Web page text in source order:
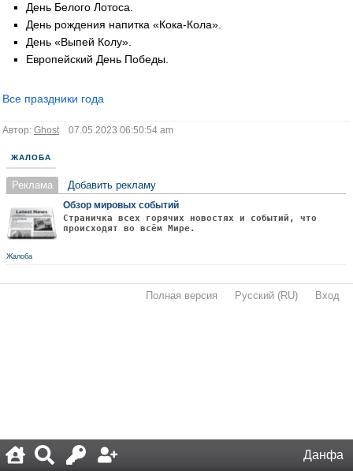
Данфа
День Белого Лотоса.
День рождения напитка «Кока-Кола».
День «Выпей Колу».
Европейский День Победы.
Все праздники года
Автор: Ghost07.05.2023 06:50:54 am
ЖАЛОБА
Реклама Добавить рекламу
Обзор мировых событий
Страничка всех горячих новостях и событий, что
происходят во всём Мире.
Жалоба
Полная версия Русский (RU) Вход